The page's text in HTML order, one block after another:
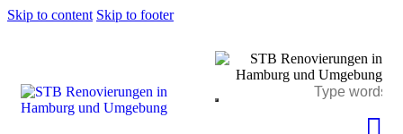
Skip to content Skip to footer